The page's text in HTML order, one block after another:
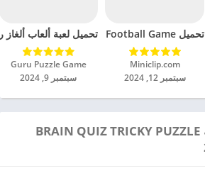
تحميل Soccer Hero PvP Football Game مهكرة للاندرويد 2024
Miniclip.com‏
سبتمبر 12, 2024
تحميل لعبة ألعاب ألغاز
Guru Puzzle Game‏
سبتمبر 9, 2024
العلامات لـ تحميل لعبة BRAIN QUIZ TRICKY PUZZLE